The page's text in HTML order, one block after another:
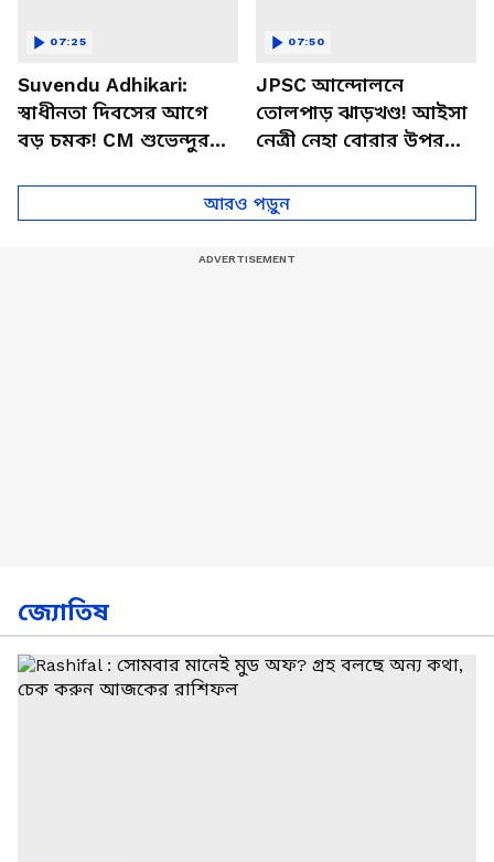
Suvendu Adhikari:
স্বাধীনতা দিবসের আগে
বড় চমক! CM শুভেন্দুর
07:25
JPSC আন্দোলনে
তোলপাড় ঝাড়খণ্ড! আইসা
নেত্রী নেহা বোরার উপর
অভিযুক্ত
07:50
আরও পড়ুন
জ্যোতিষ